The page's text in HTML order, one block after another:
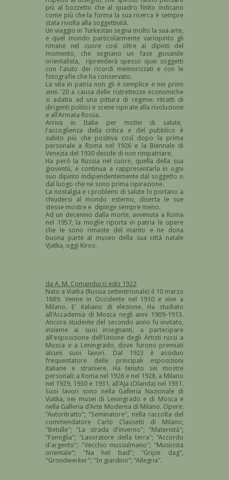
più al bozzetto che al quadro finito indicano
come più che la forma la sua ricerca è sempre
stata rivolta alla soggettività.
Un viaggio in Turkestan segna molto la sua arte,
e quel mondo particolarmente variopinto gli
rimane nel cuore così oltre ai dipinti del
momento, che segnano un fase giovanile
orientalista, riprenderà spesso quei soggetti
con l'aiuto dei ricordi memorizzati e con le
fotografie che ha conservato.
La vita in patria non gli è semplice e nei primi
anni '20 a causa delle ristrettezze economiche
si adatta ad una pittura di regime: ritratti di
dirigenti politici e scene ispirate alla rivoluzione
e all'Armata Rossa.
Arriva in Italia per motivi di salute,
l'accoglienza della critica e del pubblico è
subito più che positiva così dopo la prima
personale a Roma nel 1926 e la Biennale di
Venezia del 1930 decide di non rimpatriare.
Ha però la Russia nel cuore, quella della sua
gioventù, e continua a rappresentarla in ogni
suo dipinto indipendentemente dal soggetto o
dal luogo che ne sono prima ispirazione.
La nostalgia e i problemi di salute lo portano a
chiudersi al mondo esterno, diserta le sue
stesse mostre e dipinge sempre meno.
Ad un decennio dalla morte, avvenuta a Roma
nel 1957, la moglie riporta in patria le opere
che le sono rimaste del marito e ne dona
buona parte al museo della sua città natale
Vjatka, oggi Kirov.
da A. M. Comanducci ediz 1922
Nato a Viatka (Russia settentrionale) il 10 marzo
1889. Venne in Occidente nel 1910 e vive a
Milano. E' italiano di elezione. Ha studiato
all'Accademia di Mosca negli anni 1909-1913.
Ancora studente del secondo anno fu invitato,
insieme ai suoi insegnanti, a partecipare
all'esposizione dell'Unione degli Artisti russi a
Mosca e a Leningrado, dove furono premiati
alcuni suoi lavori. Dal 1923 è assiduo
frequentatore delle principali esposizioni
italiane e straniere. Ha tenuto sei mostre
personali: a Roma nel 1926 e nel 1928, a Milano
nel 1929, 1930 e 1931, all'Aja (Olanda) nel 1931.
Suoi lavori sono nella Galleria Nazionale di
Viatka, nei musei di Leningrado e di Mosca e
nella Galleria d'Arte Moderna di Milano. Opere:
"Autoritratto"; "Seminatore", nella raccolta del
commendatore Carlo Clausetti di Milano;
"Betulle"; "La strada d'inverno"; "Maternità";
"Famiglia"; "Lavoratore della terra"; "Accordo
d'argento"; "Vecchio mussulmano"; "Musicista
orientale"; "Na het bad"; "Grijze dag",
"Grondwerker"; "In giardino"; "Allegria".